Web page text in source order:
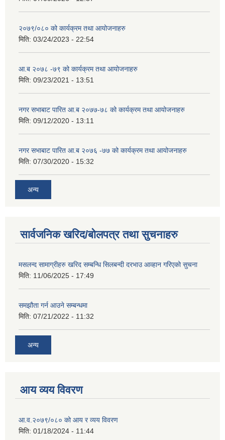
२०७९/०८० को कार्यक्रम तथा आयोजनाहरु
मिति: 03/24/2023 - 22:54
आ.ब २०७८ -७९ को कार्यक्रम तथा आयोजनाहरु
मिति: 09/23/2021 - 13:51
नगर सभाबाट पारित आ.ब २०७७-७८ को कार्यक्रम तथा आयोजनाहरु
मिति: 09/12/2020 - 13:11
नगर सभाबाट पारित आ.ब २०७६ -७७ को कार्यक्रम तथा आयोजनाहरु
मिति: 07/30/2020 - 15:32
अन्य
सार्वजनिक खरिद/बोलपत्र तथा सुचनाहरु
मसलन्द सामाग्रीहरु खरिद सम्बन्धि सिलबन्दी दरभाउ आव्हान गरिएको सुचना
मिति: 11/06/2025 - 17:49
समझौता गर्न आउने सम्बन्धमा
मिति: 07/21/2022 - 11:32
अन्य
आय व्यय विवरण
आ.व.२०७९/०८० को आय र व्यय विवरण
मिति: 01/18/2024 - 11:44